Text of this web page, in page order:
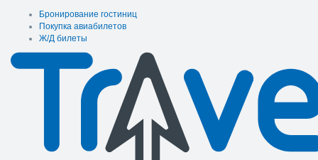
Бронирование гостиниц
Покупка авиабилетов
Ж/Д билеты